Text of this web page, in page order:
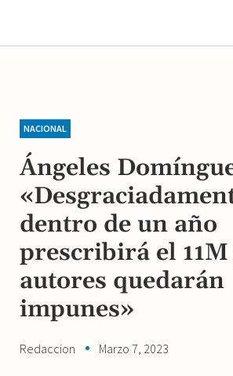
NACIONAL
Ángeles
dentro de un año
prescribirá el 11M
autores quedarán
impunes»
Redaccion Marzo 7, 2023